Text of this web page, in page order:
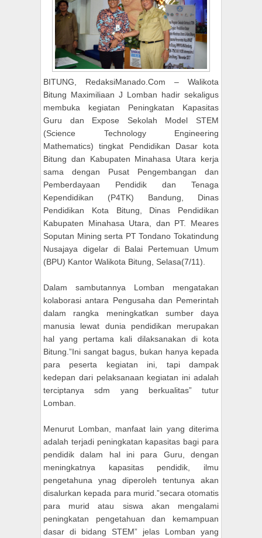
BITUNG, RedaksiManado.Com – Walikota
Bitung Maximiliaan J Lomban hadir sekaligus
membuka kegiatan Peningkatan Kapasitas
Guru dan Expose Sekolah Model STEM
(Science Technology Engineering
Mathematics) tingkat Pendidikan Dasar kota
Bitung dan Kabupaten Minahasa Utara kerja
sama dengan Pusat Pengembangan dan
Pemberdayaan Pendidik dan Tenaga
Kependidikan (P4TK) Bandung, Dinas
Pendidikan Kota Bitung, Dinas Pendidikan
Kabupaten Minahasa Utara, dan PT. Meares
Soputan Mining serta PT Tondano Tokatindung
Nusajaya digelar di Balai Pertemuan Umum
(BPU) Kantor Walikota Bitung, Selasa(7/11).
Dalam sambutannya Lomban mengatakan
kolaborasi antara Pengusaha dan Pemerintah
dalam rangka meningkatkan sumber daya
manusia lewat dunia pendidikan merupakan
hal yang pertama kali dilaksanakan di kota
Bitung.”Ini sangat bagus, bukan hanya kepada
para peserta kegiatan ini, tapi dampak
kedepan dari pelaksanaan kegiatan ini adalah
terciptanya sdm yang berkualitas” tutur
Lomban.
Menurut Lomban, manfaat lain yang diterima
adalah terjadi peningkatan kapasitas bagi para
pendidik dalam hal ini para Guru, dengan
meningkatnya kapasitas pendidik, ilmu
pengetahuna ynag diperoleh tentunya akan
disalurkan kepada para murid.”secara otomatis
para murid atau siswa akan mengalami
peningkatan pengetahuan dan kemampuan
dasar di bidang STEM” jelas Lomban yang